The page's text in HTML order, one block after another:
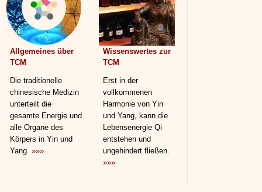
Allgemeines über
TCM
Die traditionelle
chinesische Medizin
unterteilt die
gesamte Energie und
alle Organe des
Körpers in Yin und
Yang. »»»
Wissenswertes zur
TCM
Erst in der
vollkommenen
Harmonie von Yin
und Yang, kann die
Lebensenergie Qi
entstehen und
ungehindert fließen.
»»»